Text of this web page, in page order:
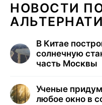
НОВОСТИ
В Китае
солнечную
часть Москвы
Ученые
любое окно в